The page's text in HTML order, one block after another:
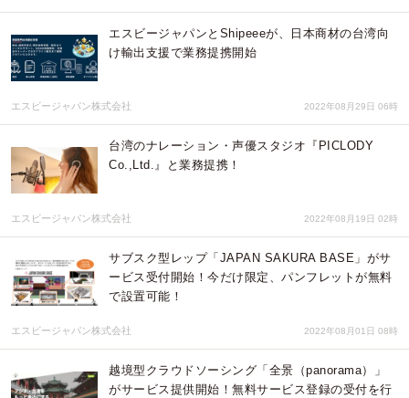
エスビージャパンとShipeeeが、日本商材の台湾向
け輸出支援で業務提携開始
エスビージャパン株式会社 2022年08月29日 06時
台湾のナレーション・声優スタジオ『PICLODY
Co.,Ltd.』と業務提携！
エスビージャパン株式会社 2022年08月19日 02時
サブスク型レップ「JAPAN SAKURA BASE」がサ
ービス受付開始！今だけ限定、パンフレットが無料
で設置可能！
エスビージャパン株式会社 2022年08月01日 08時
越境型クラウドソーシング「全景（panorama）」
がサービス提供開始！無料サービス登録の受付を行